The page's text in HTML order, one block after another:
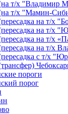
т/х "Владимир
т/х "Мамин-
на т/х
на т/х
на т/х
на т/х
с т/х
пороги
порог